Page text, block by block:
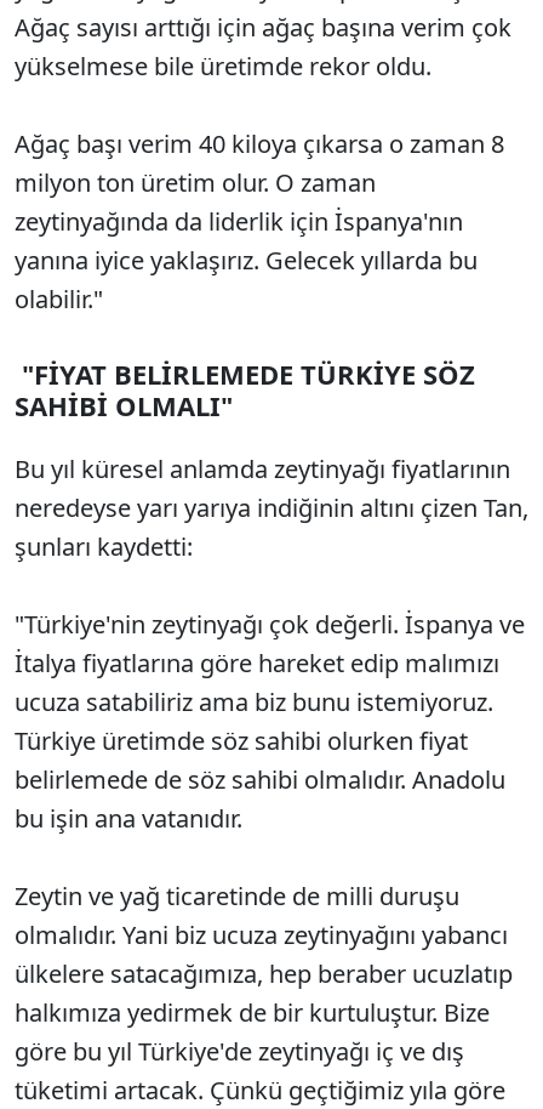
Ağaç sayısı arttığı için ağaç başına verim çok
yükselmese bile üretimde rekor oldu.
Ağaç başı verim 40 kiloya çıkarsa o zaman 8
milyon ton üretim olur. O zaman
zeytinyağında da liderlik için İspanya'nın
yanına iyice yaklaşırız. Gelecek yıllarda bu
olabilir."
"FİYAT BELİRLEMEDE TÜRKİYE SÖZ
SAHİBİ OLMALI"
Bu yıl küresel anlamda zeytinyağı fiyatlarının
neredeyse yarı yarıya indiğinin altını çizen Tan,
şunları kaydetti:
"Türkiye'nin zeytinyağı çok değerli. İspanya ve
İtalya fiyatlarına göre hareket edip malımızı
ucuza satabiliriz ama biz bunu istemiyoruz.
Türkiye üretimde söz sahibi olurken fiyat
belirlemede de söz sahibi olmalıdır. Anadolu
bu işin ana vatanıdır.
Zeytin ve yağ ticaretinde de milli duruşu
olmalıdır. Yani biz ucuza zeytinyağını yabancı
ülkelere satacağımıza, hep beraber ucuzlatıp
halkımıza yedirmek de bir kurtuluştur. Bize
göre bu yıl Türkiye'de zeytinyağı iç ve dış
tüketimi artacak. Çünkü geçtiğimiz yıla göre